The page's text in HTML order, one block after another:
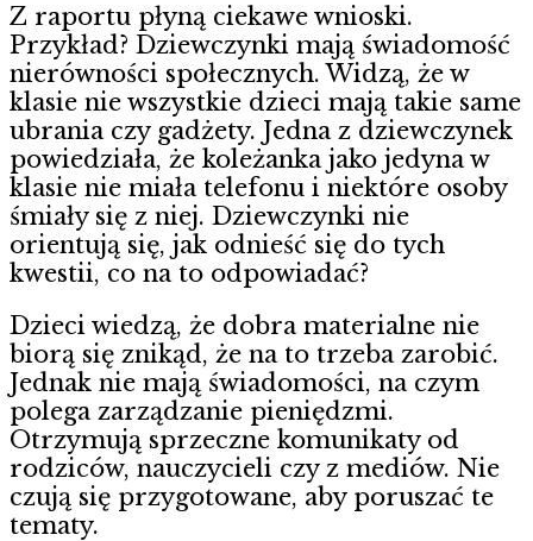
Z raportu płyną ciekawe wnioski.
Przykład? Dziewczynki mają świadomość
nierówności społecznych. Widzą, że w
klasie nie wszystkie dzieci mają takie same
ubrania czy gadżety. Jedna z dziewczynek
powiedziała, że koleżanka jako jedyna w
klasie nie miała telefonu i niektóre osoby
śmiały się z niej. Dziewczynki nie
orientują się, jak odnieść się do tych
kwestii, co na to odpowiadać?
Dzieci wiedzą, że dobra materialne nie
biorą się znikąd, że na to trzeba zarobić.
Jednak nie mają świadomości, na czym
polega zarządzanie pieniędzmi.
Otrzymują sprzeczne komunikaty od
rodziców, nauczycieli czy z mediów. Nie
czują się przygotowane, aby poruszać te
tematy.